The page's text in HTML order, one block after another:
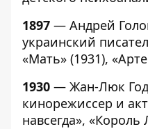
1897 — Андрей
украинский
«Мать» (1931),
1930 — Жан-Люк
кинорежиссер и
навсегда», «Король